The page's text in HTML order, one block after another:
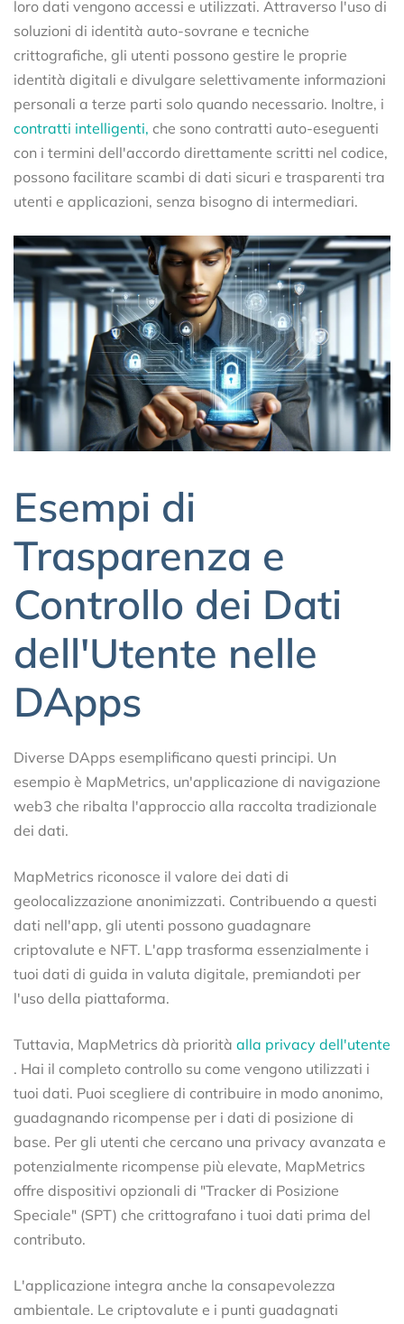
loro dati vengono accessi e utilizzati. Attraverso l'uso di
soluzioni di identità auto-sovrane e tecniche
crittografiche, gli utenti possono gestire le proprie
identità digitali e divulgare selettivamente informazioni
personali a terze parti solo quando necessario. Inoltre, i
contratti intelligenti, che sono contratti auto-eseguenti
con i termini dell'accordo direttamente scritti nel codice,
possono facilitare scambi di dati sicuri e trasparenti tra
utenti e applicazioni, senza bisogno di intermediari.
Esempi di
Trasparenza e
Controllo dei Dati
dell'Utente nelle
DApps
Diverse DApps esemplificano questi principi. Un
esempio è MapMetrics, un'applicazione di navigazione
web3 che ribalta l'approccio alla raccolta tradizionale
dei dati.
MapMetrics riconosce il valore dei dati di
geolocalizzazione anonimizzati. Contribuendo a questi
dati nell'app, gli utenti possono guadagnare
criptovalute e NFT. L'app trasforma essenzialmente i
tuoi dati di guida in valuta digitale, premiandoti per
l'uso della piattaforma.
Tuttavia, MapMetrics dà priorità alla privacy dell'utente
. Hai il completo controllo su come vengono utilizzati i
tuoi dati. Puoi scegliere di contribuire in modo anonimo,
guadagnando ricompense per i dati di posizione di
base. Per gli utenti che cercano una privacy avanzata e
potenzialmente ricompense più elevate, MapMetrics
offre dispositivi opzionali di "Tracker di Posizione
Speciale" (SPT) che crittografano i tuoi dati prima del
contributo.
L'applicazione integra anche la consapevolezza
ambientale. Le criptovalute e i punti guadagnati